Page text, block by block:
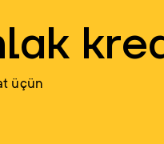
üçün